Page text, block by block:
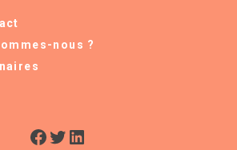
nous ?
Facebook
Twitter
LinkedIn